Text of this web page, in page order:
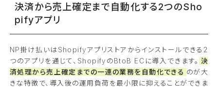
決済から売上確定まで自動化する2つのSho
pifyアプリ
NP掛け払いはShopifyアプリストアからインストールできる2
つのアプリを通じて、ShopifyのBtoB ECに導入できます。 決
済処理から売上確定までの一連の業務を自動化できる のが大
きな特徴で、導入後の運用負荷を最小限に抑えることができま